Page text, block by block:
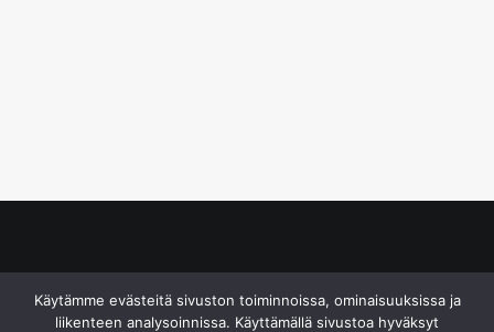
Käytämme evästeitä sivuston toiminnoissa, ominaisuuksissa ja
liikenteen analysoinnissa. Käyttämällä sivustoa hyväksyt